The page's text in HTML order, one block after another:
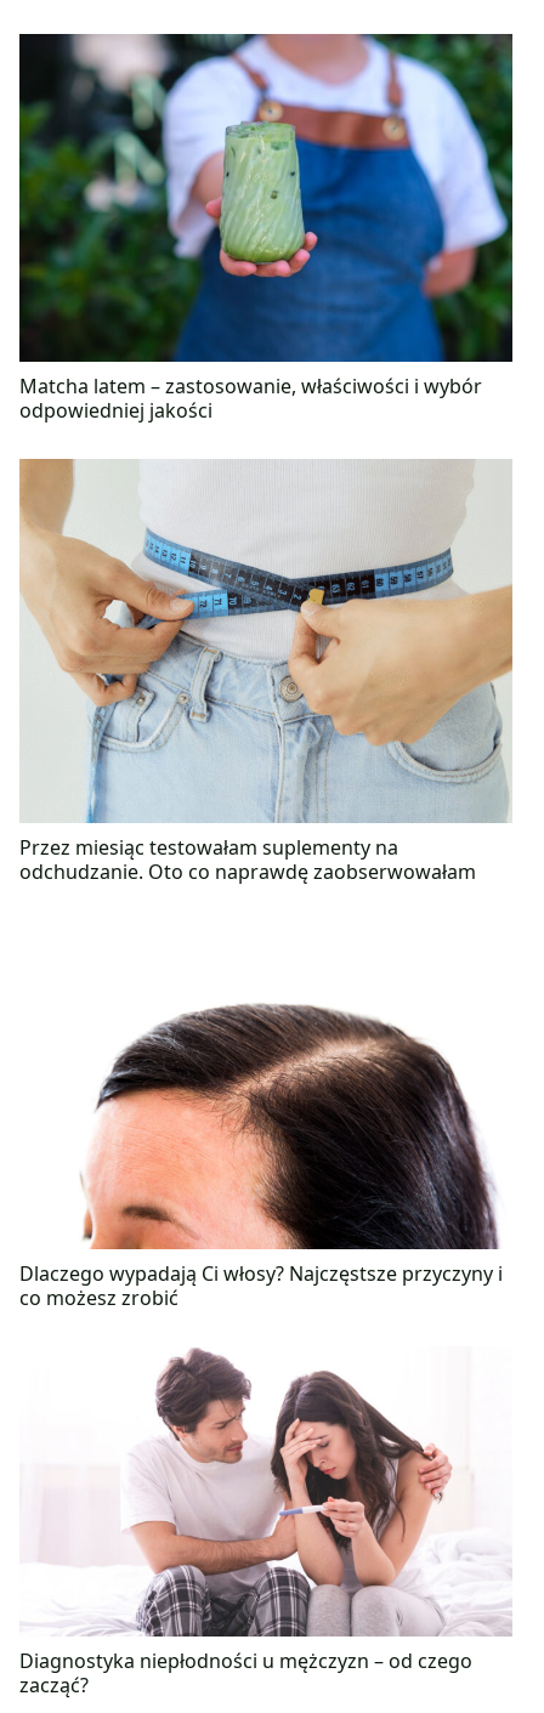
Matcha latem – zastosowanie, właściwości i wybór
odpowiedniej jakości
Przez miesiąc testowałam suplementy na
odchudzanie. Oto co naprawdę zaobserwowałam
Dlaczego wypadają Ci włosy? Najczęstsze przyczyny i
co możesz zrobić
Diagnostyka niepłodności u mężczyzn – od czego
zacząć?